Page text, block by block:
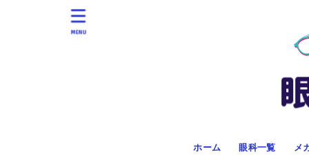
ホーム 眼科一覧 メ
MENU